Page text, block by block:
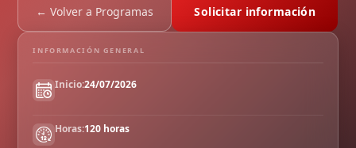
← Volver a Programas Solicitar información
INFORMACIÓN GENERAL
Inicio:24/07/2026
Horas:120 horas